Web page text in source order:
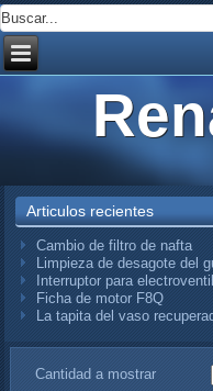
Articulos recientes
Cambio de filtro de nafta
Limpieza de desagote del
Interruptor para
Ficha de motor F8Q
La tapita del vaso
Cantidad a mostrar